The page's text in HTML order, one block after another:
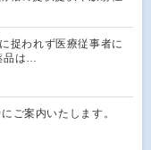
捉われず医療従事者に
品は…
ご案内いたします。